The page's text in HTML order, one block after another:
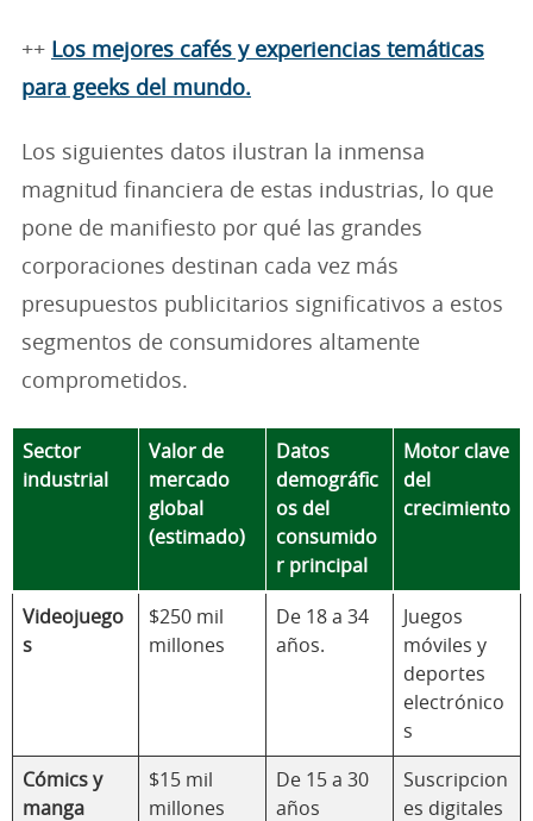
++ Los mejores cafés y experiencias temáticas
para geeks del mundo.
Los siguientes datos ilustran la inmensa
magnitud financiera de estas industrias, lo que
pone de manifiesto por qué las grandes
corporaciones destinan cada vez más
presupuestos publicitarios significativos a estos
segmentos de consumidores altamente
comprometidos.
Sector
industrial
Valor de
mercado
global
(estimado)
Datos
demográfic
os del
consumido
r principal
Motor clave
del
crecimiento
Videojuego
s
$250 mil
millones
De 18 a 34
años.
Juegos
móviles y
deportes
electrónico
s
Cómics y
manga
$15 mil
millones
De 15 a 30
años
Suscripcion
es digitales